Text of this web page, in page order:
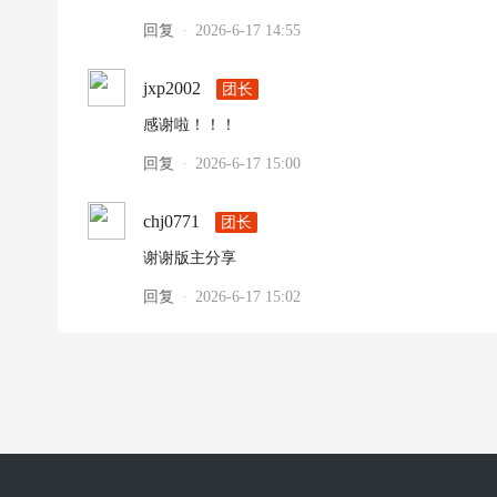
回复 · 2026-6-17 14:55
jxp2002 团长
感谢啦！！！
回复 · 2026-6-17 15:00
chj0771 团长
谢谢版主分享
回复 · 2026-6-17 15:02